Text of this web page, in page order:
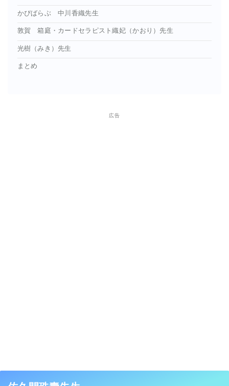
かぴばらぶ 中川香織先生
敦賀 箱庭・カードセラピスト織妃（かおり）先生
光樹（みき）先生
まとめ
広告